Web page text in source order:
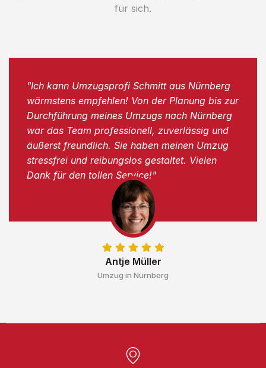
für sich.
Antje Müller
Umzug in Nürnberg
"Ich kann Umzugsprofi Schmitt aus Nürnberg
wärmstens empfehlen! Von der Planung bis zur
Durchführung meines Umzugs nach Nürnberg
war das Team professionell, zuverlässig und
äußerst freundlich. Sie haben meinen Umzug
stressfrei und reibungslos gestaltet. Vielen
Dank für den tollen Service!"